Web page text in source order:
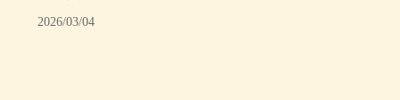
2026/03/04